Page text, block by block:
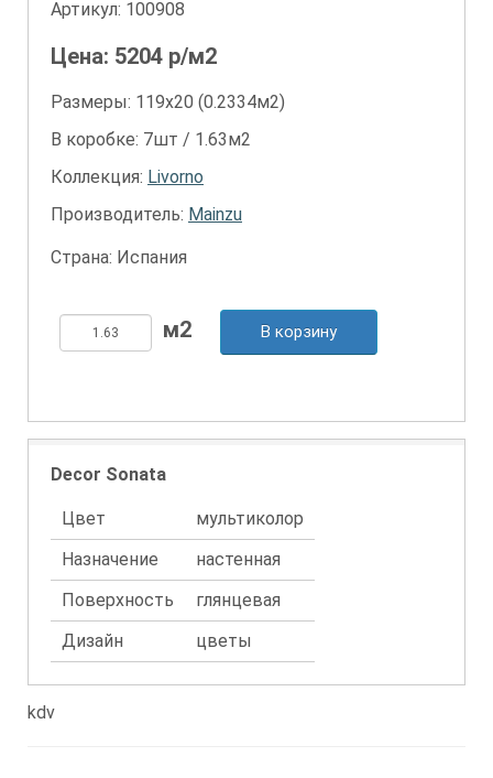
Артикул: 100908
Цена: 5204 р/м2
Размеры: 119х20 (0.2334м2)
В коробке: 7шт / 1.63м2
Коллекция: Livorno
Производитель: Mainzu
Страна: Испания
В корзину
Decor Sonata
Цвет
мультиколор
Назначение
настенная
Поверхность
глянцевая
Дизайн
цветы
kdv